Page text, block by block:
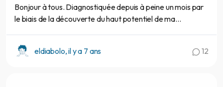
Bonjour à tous. Diagnostiquée depuis à peine un mois par
le biais de la découverte du haut potentiel de ma...
eldiabolo, il y a 7 ans 12